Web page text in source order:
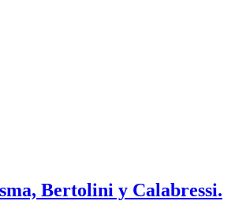
Bertolini y Calabressi.